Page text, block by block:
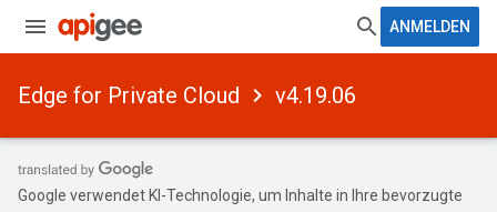
ANMELDEN
Edge for Private Cloud v4.19.06
Google verwendet KI-Technologie, um Inhalte in Ihre bevorzugte